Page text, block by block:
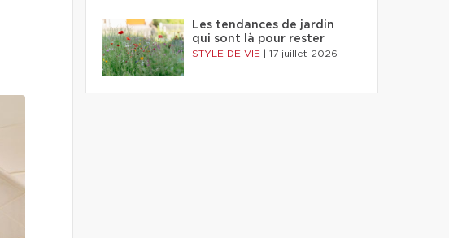
Les tendances de jardin
qui sont là pour rester
STYLE DE VIE 17 juillet 2026